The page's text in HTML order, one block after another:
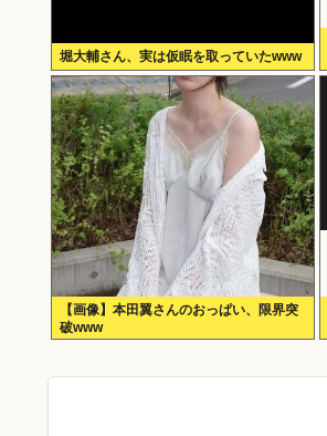
堀大輔さん、実は仮眠を取っていたwww
【画像】本田翼さんのおっぱい、限界突
破www